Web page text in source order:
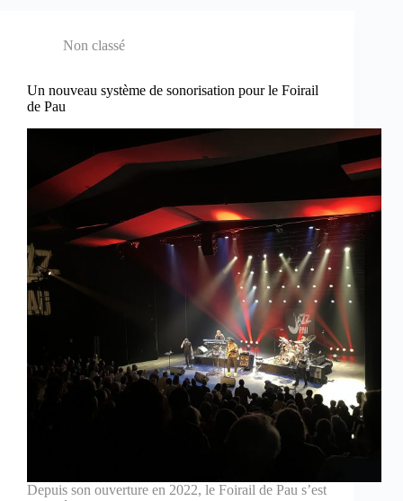
Non classé
Un nouveau système de sonorisation pour le Foirail
de Pau
Depuis son ouverture en 2022, le Foirail de Pau s’est